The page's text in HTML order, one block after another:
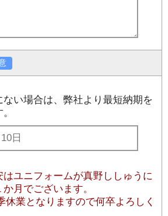
ない場合は、弊社より最短納期を
ユニフォームが真野ししゅうに
月でございます。
業となりますので何卒よろしく